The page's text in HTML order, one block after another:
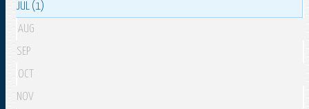
JUL (1)
AUG
SEP
OCT
NOV